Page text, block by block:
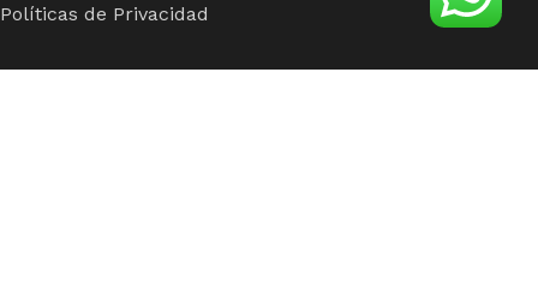
Políticas de Privacidad